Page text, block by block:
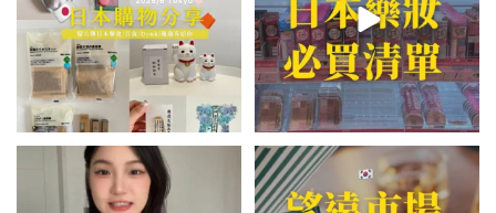
💭留言「美背」傳🔗給你！
🏷️#吉推韓國 🇰🇷
...
\🇰🇷韓國望遠市場4家必吃美食
😋/
💭留言「望遠市場」傳地址給你